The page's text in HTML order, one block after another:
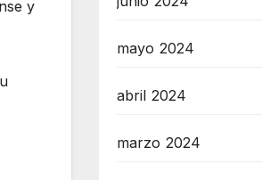
y
mayo 2024
abril 2024
marzo 2024